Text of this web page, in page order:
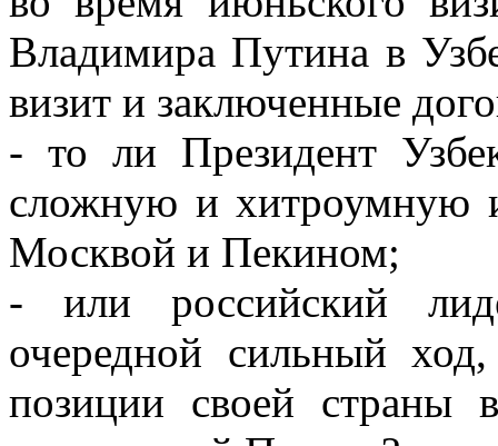
Владимира Путина в
визит и заключенные
- то ли Президент
сложную и хитроумную
Москвой и Пекином;
- или российский
очередной сильный
позиции своей страны